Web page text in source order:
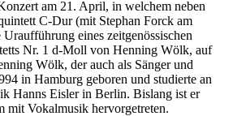
am 21. April, in welchem neben
C-Dur (mit Stephan Forck am
eines zeitgenössischen
Nr. 1 d-Moll von Henning Wölk, auf
Wölk, der auch als Sänger und
in Hamburg geboren und studierte an
Hanns Eisler in Berlin. Bislang ist er
mit Vokalmusik hervorgetreten.